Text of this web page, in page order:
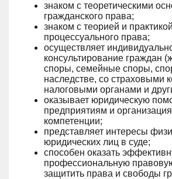
знаком с теоретическими
гражданского права;
знаком с теорией и
процессуального права;
осуществляет
консультирование граждан
споры, семейные споры,
наследстве, со страховыми
налоговыми органами и
оказывает юридическую
предприятиям и
компетенции;
представляет интересы
юридических лиц в суде;
способен оказать
профессиональную
защитить права и свободы